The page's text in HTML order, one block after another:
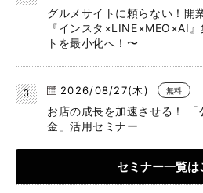
グルメサイトに頼らない！開
『インスタ×LINE×MEO×AI
トを最小化へ！〜
2026/08/27(木) 無料
お店の成長を加速させる！
金」活用セミナー
セミナー一覧は